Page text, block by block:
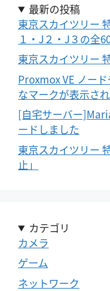
最新の投稿
東京スカイツリー
１・J２・J３の全
東京スカイツリー
Proxmox VE ノー
なマークが表示さ
[自宅サーバー
ードしました
東京スカイツリー
止」
カテゴリ
カメラ
ゲーム
ネットワーク